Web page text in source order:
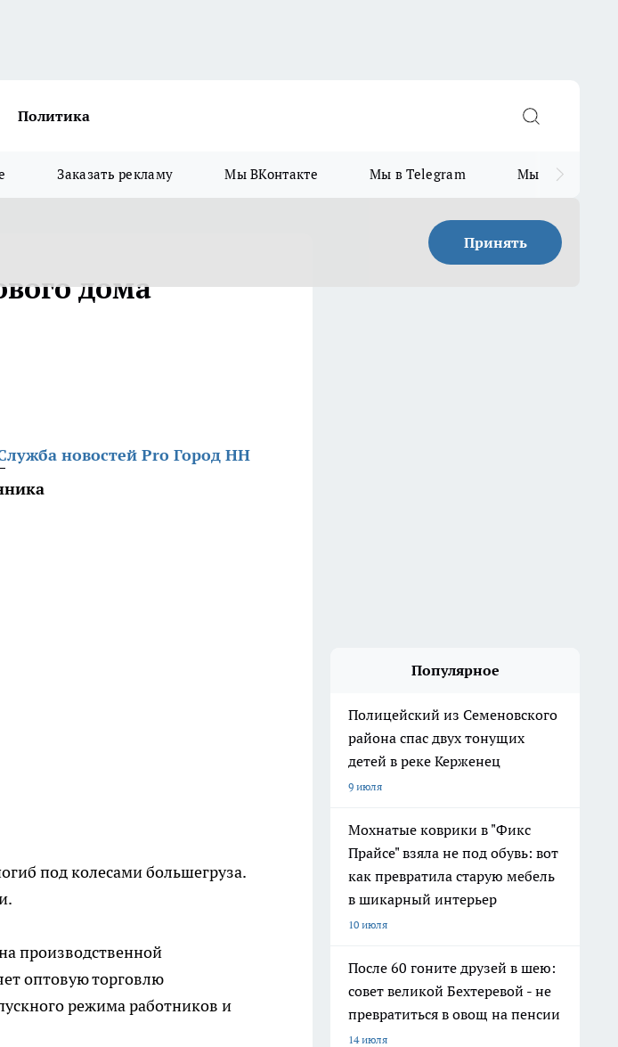
Политика
Заказать рекламу Мы ВКонтакте Мы в Telegram Мы в MAX
Принять
дома
новостей Pro Город НН
под колесами большегруза.
производственной
оптовую торговлю
режима работников и
Популярное
Полицейский из Семеновского
района спас двух тонущих
детей в реке Керженец
9 июля
Мохнатые коврики в "Фикс
Прайсе" взяла не под обувь: вот
как превратила старую мебель
в шикарный интерьер
10 июля
После 60 гоните друзей в шею:
совет великой Бехтеревой - не
превратиться в овощ на пенсии
14 июля